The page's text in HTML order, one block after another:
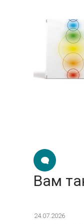
Вам
24.07.2026